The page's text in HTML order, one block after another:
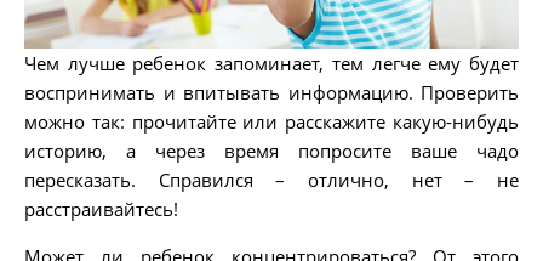
Чем лучше ребенок запоминает, тем легче ему будет
воспринимать и впитывать информацию. Проверить
можно так: прочитайте или расскажите какую-нибудь
историю, а через время попросите ваше чадо
пересказать. Справился – отлично, нет – не
расстраивайтесь!